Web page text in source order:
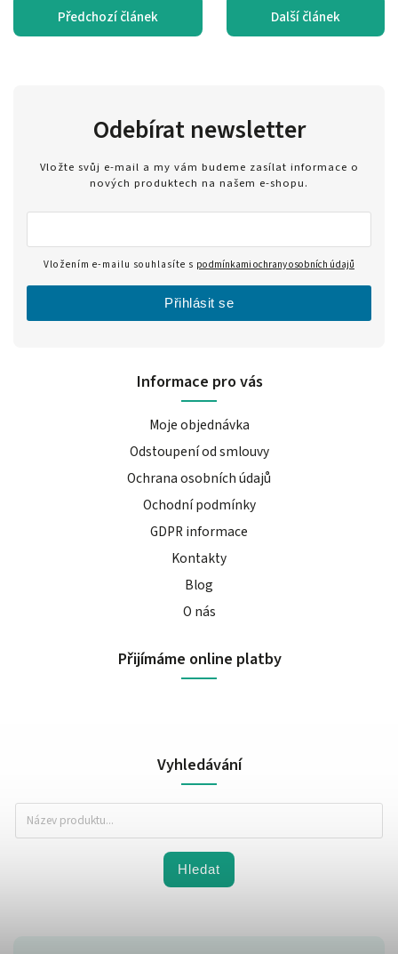
Předchozí článek Další článek
Informace pro vás
Moje objednávka
Odstoupení od smlouvy
Ochrana osobních údajů
Ochodní podmínky
GDPR informace
Kontakty
Blog
O nás
Přijímáme online platby
Vyhledávání
Hledat
Odebírat newsletter
Vložte svůj e-mail a my vám budeme zasílat informace o
nových produktech na našem e-shopu.
Vložením e-mailu souhlasíte s podmínkami ochrany osobních údajů
Přihlásit se